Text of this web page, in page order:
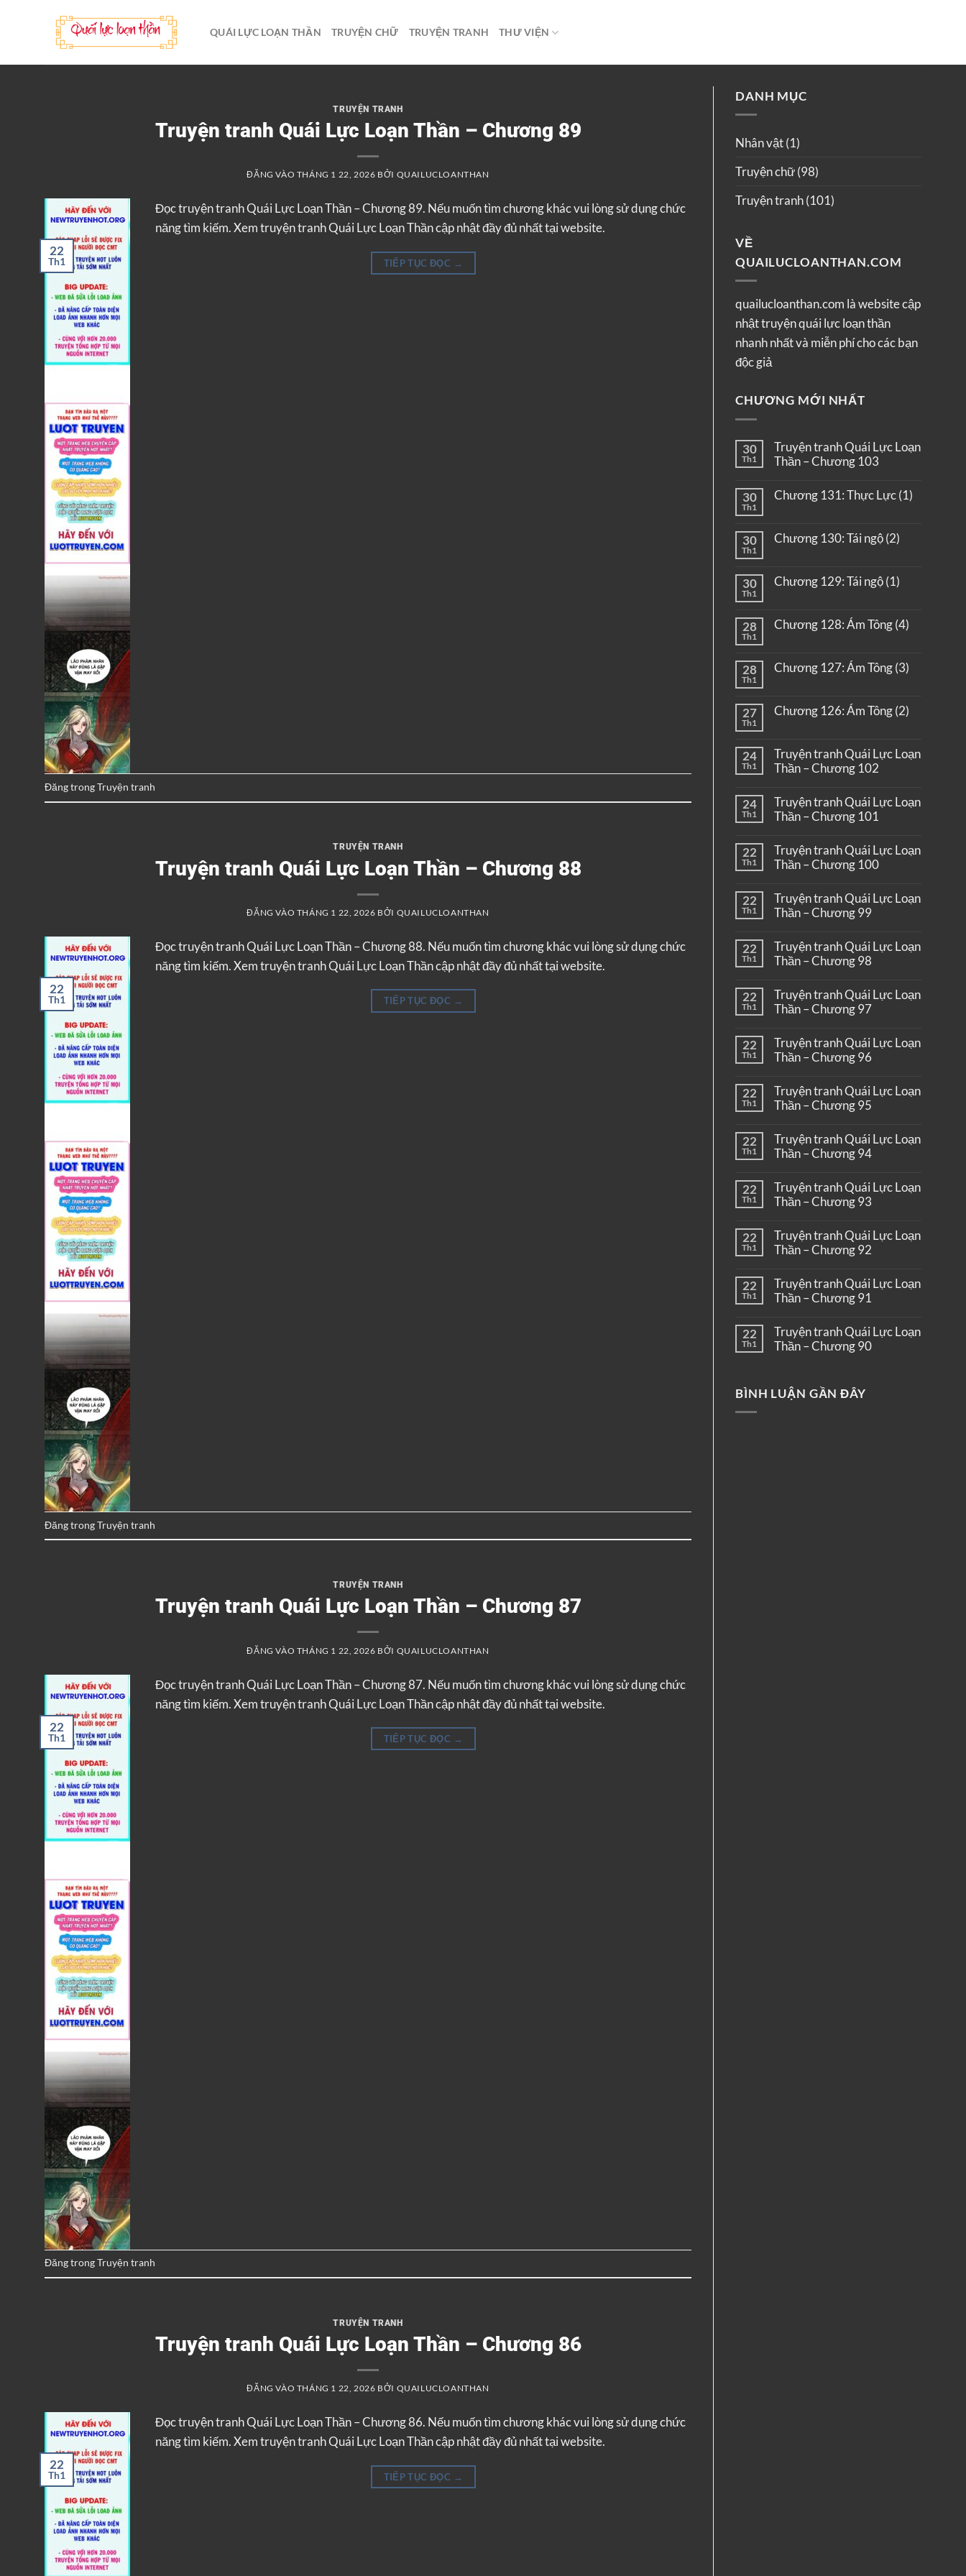
dung
QUÁI LỰC LOẠN THẦN TRUYỆN CHỮ TRUYỆN TRANH THƯ VIỆN
TRUYỆN TRANH
Truyện tranh Quái Lực Loạn Thần – Chương 89
ĐĂNG VÀO THÁNG 1 22, 2026 BỞI QUAILUCLOANTHAN
22
Th1
Đọc truyện tranh Quái Lực Loạn Thần – Chương 89. Nếu muốn tìm chương khác vui lòng sử dụng chức
năng tìm kiếm. Xem truyện tranh Quái Lực Loạn Thần cập nhật đầy đủ nhất tại website.
TIẾP TỤC ĐỌC →
Đăng trongTruyện tranh
TRUYỆN TRANH
Truyện tranh Quái Lực Loạn Thần – Chương 88
ĐĂNG VÀO THÁNG 1 22, 2026 BỞI QUAILUCLOANTHAN
22
Th1
Đọc truyện tranh Quái Lực Loạn Thần – Chương 88. Nếu muốn tìm chương khác vui lòng sử dụng chức
năng tìm kiếm. Xem truyện tranh Quái Lực Loạn Thần cập nhật đầy đủ nhất tại website.
TIẾP TỤC ĐỌC →
Đăng trongTruyện tranh
TRUYỆN TRANH
Truyện tranh Quái Lực Loạn Thần – Chương 87
ĐĂNG VÀO THÁNG 1 22, 2026 BỞI QUAILUCLOANTHAN
22
Th1
Đọc truyện tranh Quái Lực Loạn Thần – Chương 87. Nếu muốn tìm chương khác vui lòng sử dụng chức
năng tìm kiếm. Xem truyện tranh Quái Lực Loạn Thần cập nhật đầy đủ nhất tại website.
TIẾP TỤC ĐỌC →
Đăng trongTruyện tranh
TRUYỆN TRANH
Truyện tranh Quái Lực Loạn Thần – Chương 86
ĐĂNG VÀO THÁNG 1 22, 2026 BỞI QUAILUCLOANTHAN
22
Th1
Đọc truyện tranh Quái Lực Loạn Thần – Chương 86. Nếu muốn tìm chương khác vui lòng sử dụng chức
năng tìm kiếm. Xem truyện tranh Quái Lực Loạn Thần cập nhật đầy đủ nhất tại website.
TIẾP TỤC ĐỌC →
DANH MỤC
Nhân vật(1)
Truyện chữ(98)
Truyện tranh(101)
VỀ
QUAILUCLOANTHAN.COM
quailucloanthan.com là website cập
nhật truyện quái lực loạn thần
nhanh nhất và miễn phí cho các bạn
độc giả
CHƯƠNG MỚI NHẤT
30
Th1
Truyện tranh Quái Lực Loạn
Thần – Chương 103
30
Th1
Chương 131: Thực Lực (1)
30
Th1
Chương 130: Tái ngộ (2)
30
Th1
Chương 129: Tái ngộ (1)
28
Th1
Chương 128: Ám Tông (4)
28
Th1
Chương 127: Ám Tông (3)
27
Th1
Chương 126: Ám Tông (2)
24
Th1
Truyện tranh Quái Lực Loạn
Thần – Chương 102
24
Th1
Truyện tranh Quái Lực Loạn
Thần – Chương 101
22
Th1
Truyện tranh Quái Lực Loạn
Thần – Chương 100
22
Th1
Truyện tranh Quái Lực Loạn
Thần – Chương 99
22
Th1
Truyện tranh Quái Lực Loạn
Thần – Chương 98
22
Th1
Truyện tranh Quái Lực Loạn
Thần – Chương 97
22
Th1
Truyện tranh Quái Lực Loạn
Thần – Chương 96
22
Th1
Truyện tranh Quái Lực Loạn
Thần – Chương 95
22
Th1
Truyện tranh Quái Lực Loạn
Thần – Chương 94
22
Th1
Truyện tranh Quái Lực Loạn
Thần – Chương 93
22
Th1
Truyện tranh Quái Lực Loạn
Thần – Chương 92
22
Th1
Truyện tranh Quái Lực Loạn
Thần – Chương 91
22
Th1
Truyện tranh Quái Lực Loạn
Thần – Chương 90
BÌNH LUẬN GẦN ĐÂY